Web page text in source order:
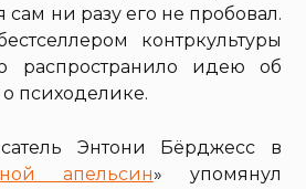
сам ни разу его не пробовал.
контркультуры
распространило идею об
психоделике.
Энтони Бёрджесс в
апельсин» упомянул